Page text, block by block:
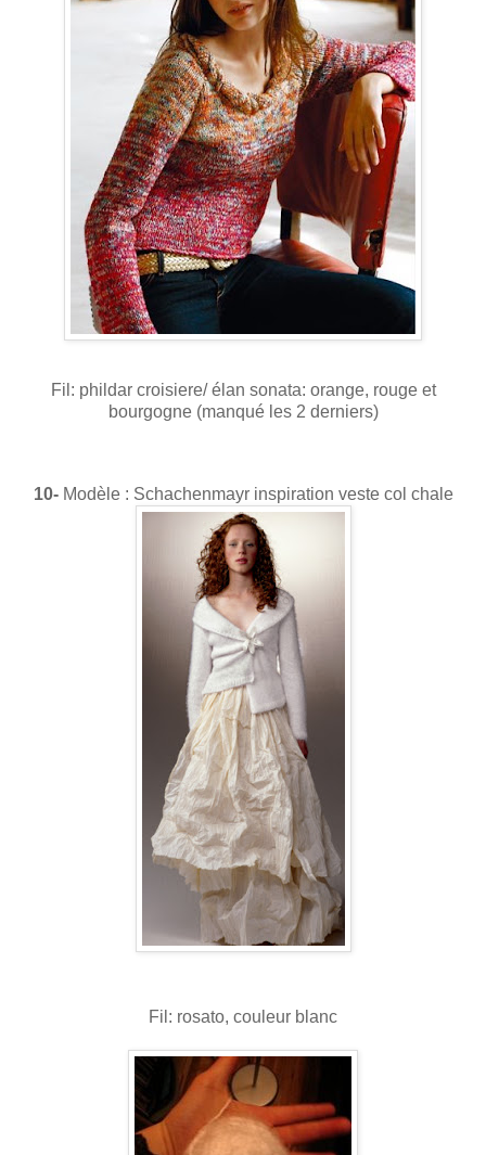
Fil: phildar croisiere/ élan sonata: orange, rouge et
bourgogne (manqué les 2 derniers)
10-Modèle : Schachenmayr inspiration veste col chale
Fil: rosato, couleur blanc